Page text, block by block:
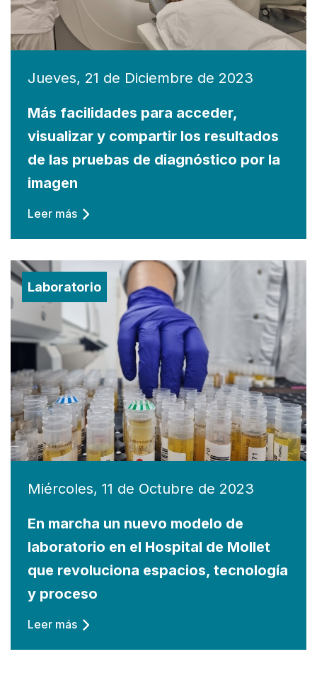
Jueves, 21 de Diciembre de 2023
Más facilidades para acceder,
visualizar y compartir los resultados
de las pruebas de diagnóstico por la
imagen
Leer más
Laboratorio
Miércoles, 11 de Octubre de 2023
En marcha un nuevo modelo de
laboratorio en el Hospital de Mollet
que revoluciona espacios, tecnología
y proceso
Leer más